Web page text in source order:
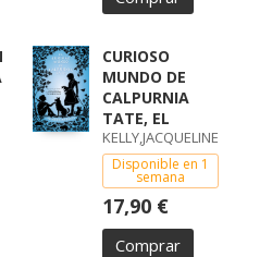
CURIOSO
MUNDO DE
CALPURNIA
TATE, EL
KELLY,JACQUELINE
Disponible en 1
semana
17,90 €
Comprar